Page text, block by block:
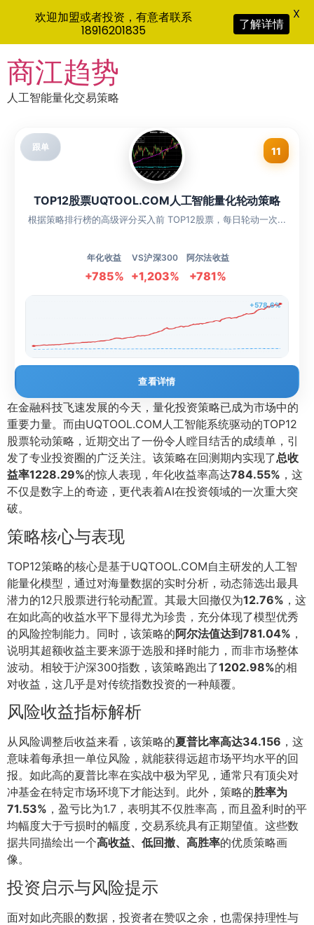
to
content
商江趋势
人工智能量化交易策略
跟单 11
TOP12股票UQTOOL.COM人工智能量化轮动策略
根据策略排行榜的高级评分买入前 TOP12股票，每日轮动一次...
年化收益
+785%
VS沪深300
+1,203%
阿尔法收益
+781%
+578.6%
查看详情
在金融科技飞速发展的今天，量化投资策略已成为市场中的
重要力量。而由UQTOOL.COM人工智能系统驱动的TOP12
股票轮动策略，近期交出了一份令人瞠目结舌的成绩单，引
发了专业投资圈的广泛关注。该策略在回测期内实现了总收
益率1228.29%的惊人表现，年化收益率高达784.55% ，这
不仅是数字上的奇迹，更代表着AI在投资领域的一次重大突
破。
策略核心与表现
TOP12策略的核心是基于UQTOOL.COM自主研发的人工智
能量化模型，通过对海量数据的实时分析，动态筛选出最具
潜力的12只股票进行轮动配置。其最大回撤仅为12.76% ，这
在如此高的收益水平下显得尤为珍贵，充分体现了模型优秀
的风险控制能力。同时，该策略的阿尔法值达到781.04% ，
说明其超额收益主要来源于选股和择时能力，而非市场整体
波动。相较于沪深300指数，该策略跑出了1202.98%的相
对收益，这几乎是对传统指数投资的一种颠覆。
风险收益指标解析
从风险调整后收益来看，该策略的夏普比率高达34.156 ，这
意味着每承担一单位风险，就能获得远超市场平均水平的回
报。如此高的夏普比率在实战中极为罕见，通常只有顶尖对
冲基金在特定市场环境下才能达到。此外，策略的胜率为
71.53% ，盈亏比为1.7，表明其不仅胜率高，而且盈利时的平
均幅度大于亏损时的幅度，交易系统具有正期望值。这些数
据共同描绘出一个高收益、低回撤、高胜率的优质策略画
像。
投资启示与风险提示
面对如此亮眼的数据，投资者在赞叹之余，也需保持理性与
欢迎加盟或者投资，有意者联系
18916201835
了解详情
X